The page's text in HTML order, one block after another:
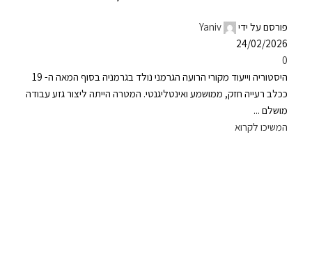
פורסם על ידי
Yaniv
24/02/2026
0
היסטוריה וייעוד מקורי הרועה הגרמני נולד בגרמניה בסוף המאה ה- 19
ככלב רעייה חזק, ממושמע ואינטליגנטי. המטרה הייתה ליצור גזע עבודה
מושלם ...
המשיכו לקרוא